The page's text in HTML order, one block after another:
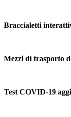
Braccialetti
Mezzi di trasporto
Test COVID-19